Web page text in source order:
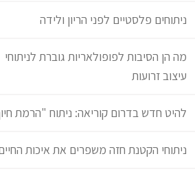
ניתוחים פלסטיים לפני הריון ולידה
מה הן הסיבות לפופולאריות גוברת לניתוחי
עיצוב זרועות
להיט חדש בדרום קוריאה: ניתוח "הרמת
ניתוחי הקטנת חזה משפרים את איכות